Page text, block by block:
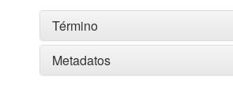
Término
Metadatos